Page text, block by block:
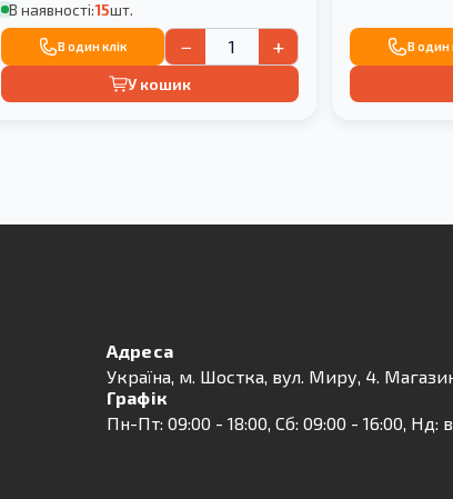
В наявності:15шт.
В один клік − +
У кошик
В один
Адреса
Українa, м. Шостка, вул. Миру, 4.
Графік
Пн-Пт: 09:00 - 18:00, Сб: 09:00 - 16:00, Нд: